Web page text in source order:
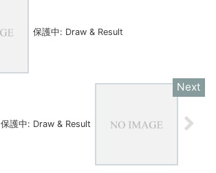
保護中: Draw & Result
保護中: Draw & Result